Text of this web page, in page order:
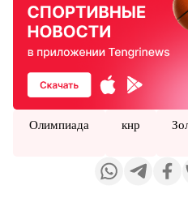
Олимпиада кнр